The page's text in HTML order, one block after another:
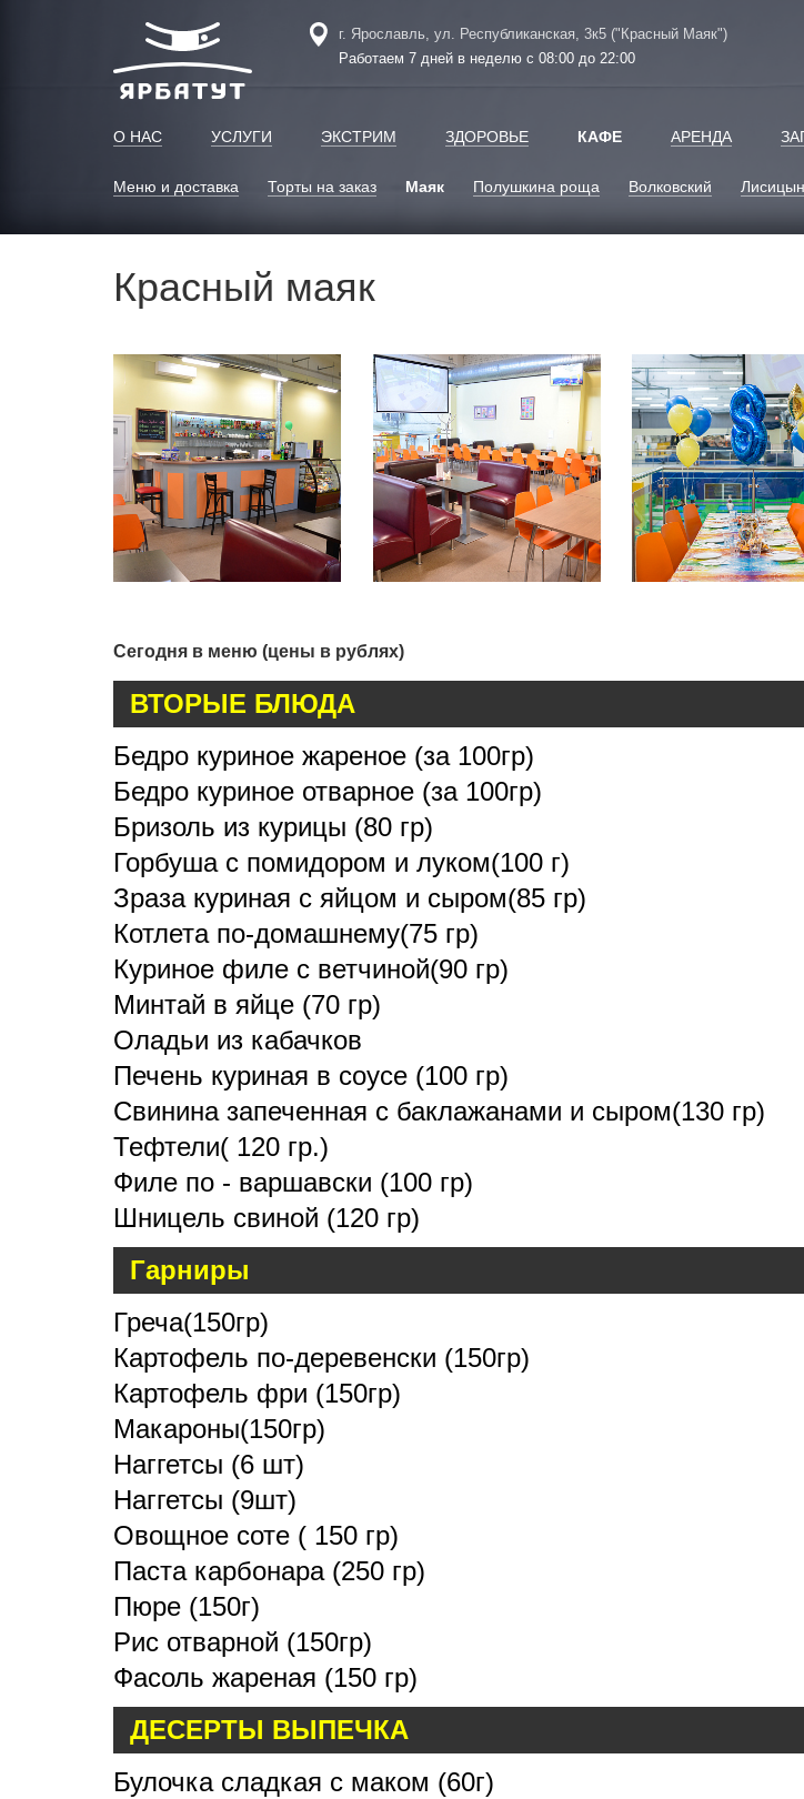
г. Ярославль, ул. Республиканская, 3к5 ("Красный Маяк")
Работаем 7 дней в неделю с 08:00 до 22:00
О НАС УСЛУГИ ЭКСТРИМ ЗДОРОВЬЕ КАФЕ АРЕНДА
Меню и доставка Торты на заказ Маяк Полушкина роща Волковский
Красный маяк
Сегодня в меню (цены в рублях)
ВТОРЫЕ БЛЮДА
Бедро куриное жареное (за 100гр)
Бедро куриное отварное (за 100гр)
Бризоль из курицы (80 гр)
Горбуша с помидором и луком(100 г)
Зраза куриная с яйцом и сыром(85 гр)
Котлета по-домашнему(75 гр)
Куриное филе с ветчиной(90 гр)
Минтай в яйце (70 гр)
Оладьи из кабачков
Печень куриная в соусе (100 гр)
Свинина запеченная с баклажанами и сыром(130 гр)
Тефтели( 120 гр.)
Филе по - варшавски (100 гр)
Шницель свиной (120 гр)
Гарниры
Греча(150гр)
Картофель по-деревенски (150гр)
Картофель фри (150гр)
Макароны(150гр)
Наггетсы (6 шт)
Наггетсы (9шт)
Овощное соте ( 150 гр)
Паста карбонара (250 гр)
Пюре (150г)
Рис отварной (150гр)
Фасоль жареная (150 гр)
ДЕСЕРТЫ ВЫПЕЧКА
Булочка сладкая с маком (60г)